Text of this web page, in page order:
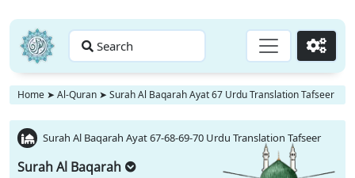
Search Go
Home ➤ Al-Quran ➤ Surah Al Baqarah Ayat 67 Urdu Translation Tafseer
Surah Al Baqarah Ayat 67-68-69-70 Urdu Translation Tafseer
Surah Al Baqarah